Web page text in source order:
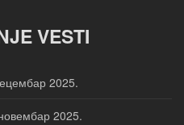
VESTI
2025.
2025.